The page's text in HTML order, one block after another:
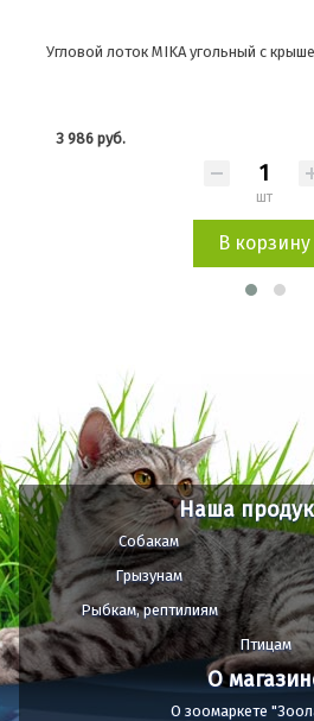
Угловой лоток MIKA угольный с
3 986 руб.
шт
В корзину
Наша
Собакам
Грызунам
Рыбкам, рептилиям
Птицам
О
О зоомаркете